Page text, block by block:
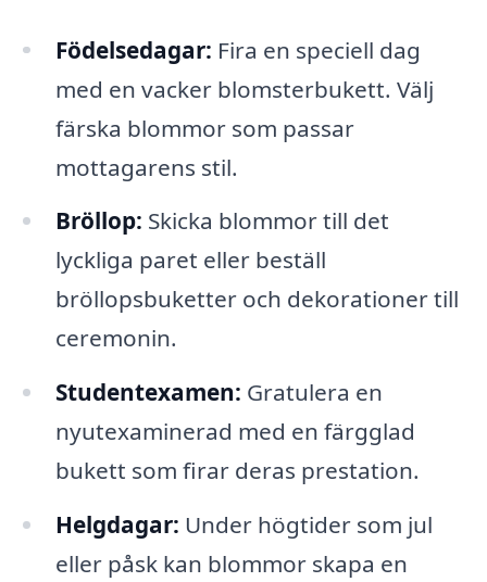
Födelsedagar: Fira en speciell dag
med en vacker blomsterbukett. Välj
färska blommor som passar
mottagarens stil.
Bröllop: Skicka blommor till det
lyckliga paret eller beställ
bröllopsbuketter och dekorationer till
ceremonin.
Studentexamen: Gratulera en
nyutexaminerad med en färgglad
bukett som firar deras prestation.
Helgdagar: Under högtider som jul
eller påsk kan blommor skapa en